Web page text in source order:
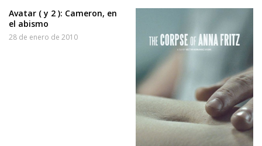
Avatar ( y 2 ): Cameron, en
el abismo
28 de enero de 2010